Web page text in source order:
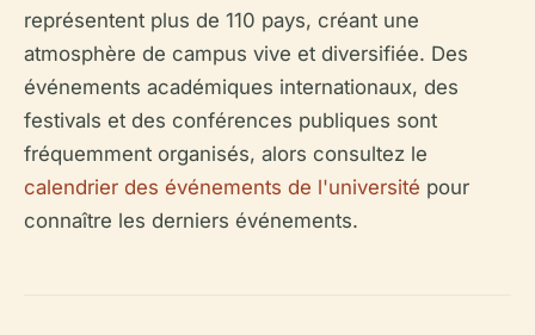
représentent plus de 110 pays, créant une
atmosphère de campus vive et diversifiée. Des
événements académiques internationaux, des
festivals et des conférences publiques sont
fréquemment organisés, alors consultez le
calendrier des événements de l'université pour
connaître les derniers événements.